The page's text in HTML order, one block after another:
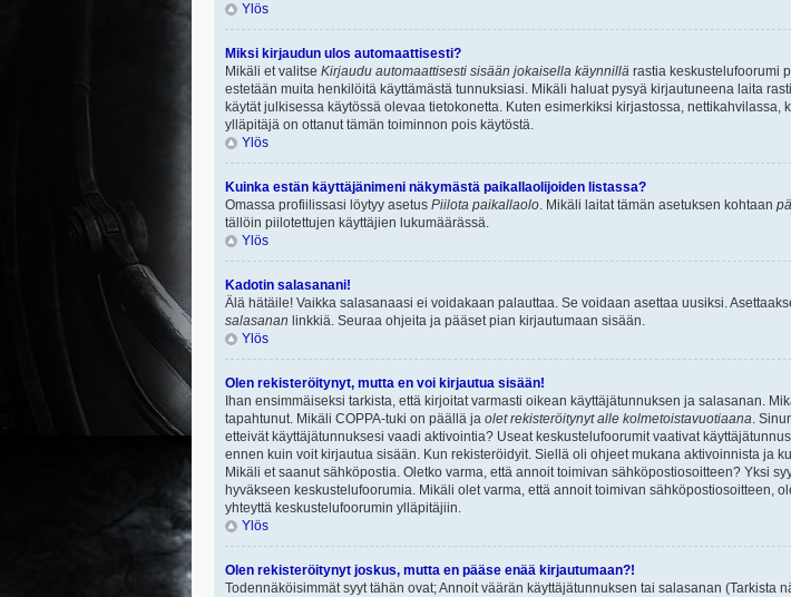
Ylös
Miksi kirjaudun ulos automaattisesti?
Mikäli et valitse Kirjaudu automaattisesti sisään jokaisella käynnillä rastia keskustelufoorumi
estetään muita henkilöitä käyttämästä tunnuksiasi. Mikäli haluat pysyä kirjautuneena laita
käytät julkisessa käytössä olevaa tietokonetta. Kuten esimerkiksi kirjastossa,
ylläpitäjä on ottanut tämän toiminnon pois käytöstä.
Ylös
Kuinka estän käyttäjänimeni näkymästä paikallaolijoiden listassa?
Omassa profiilissasi löytyy asetus Piilota paikallaolo. Mikäli laitat tämän asetuksen kohtaan
tällöin piilotettujen käyttäjien lukumäärässä.
Ylös
Kadotin salasanani!
Älä hätäile! Vaikka salasanaasi ei voidakaan palauttaa. Se voidaan asettaa uusiksi.
salasanan linkkiä. Seuraa ohjeita ja pääset pian kirjautumaan sisään.
Ylös
Olen rekisteröitynyt, mutta en voi kirjautua sisään!
Ihan ensimmäiseksi tarkista, että kirjoitat varmasti oikean käyttäjätunnuksen ja salasanan.
tapahtunut. Mikäli COPPA-tuki on päällä ja olet rekisteröitynyt alle kolmetoistavuotiaana.
etteivät käyttäjätunnuksesi vaadi aktivointia? Useat keskustelufoorumit vaativat
ennen kuin voit kirjautua sisään. Kun rekisteröidyit. Siellä oli ohjeet mukana aktivoinnista ja
Mikäli et saanut sähköpostia. Oletko varma, että annoit toimivan sähköpostiosoitteen? Yksi
hyväkseen keskustelufoorumia. Mikäli olet varma, että annoit toimivan sähköpostiosoitteen,
yhteyttä keskustelufoorumin ylläpitäjiin.
Ylös
Olen rekisteröitynyt joskus, mutta en pääse enää kirjautumaan?!
Todennäköisimmät syyt tähän ovat; Annoit väärän käyttäjätunnuksen tai salasanan